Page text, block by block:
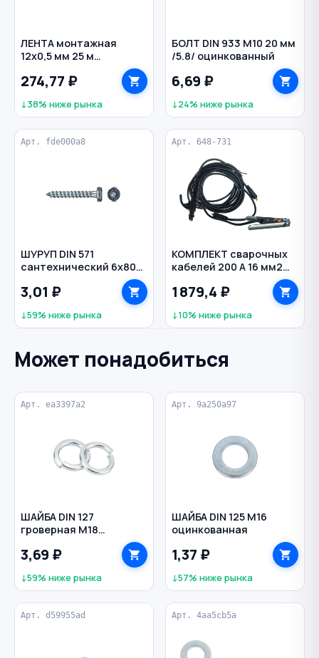
ЛЕНТА монтажная
12х0,5 мм 25 м
волна оцинкованная
274,77 ₽
↓38% ниже рынка
БОЛТ DIN 933 M10 20 мм
/5.8/ оцинкованный
6,69 ₽
↓24% ниже рынка
Арт. fde000a8
ШУРУП DIN 571
сантехнический 6х80
3,01 ₽
↓59% ниже рынка
Арт. 648-731
КОМПЛЕКТ сварочных
кабелей 200 А 16 мм2
5+4 м KIT-20 QUATTRO
ELEMENTI
1 879,4 ₽
↓10% ниже рынка
Может понадобиться
Арт. ea3397a2
ШАЙБА DIN 127
гроверная M18
3,69 ₽
↓59% ниже рынка
Арт. 9a250a97
ШАЙБА DIN 125 M16
оцинкованная
1,37 ₽
↓57% ниже рынка
Арт. d59955ad Арт. 4aa5cb5a